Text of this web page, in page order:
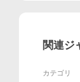
関連ジ
カテゴリ